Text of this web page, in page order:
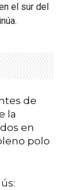
el sur del
de
la
en
polo